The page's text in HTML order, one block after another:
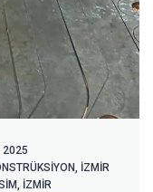
2025
İZMİR
İZMİR